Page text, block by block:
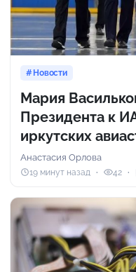
Новости
Мария
Президента к
иркутских
Анастасия Орлова
19 минут назад 42